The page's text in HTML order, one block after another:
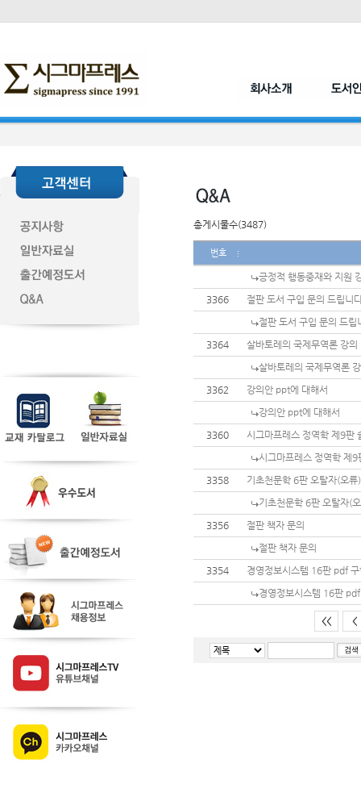
총게시물수(3487)
번호
긍정적 행동중재와 지원
3366
절판 도서 구입 문의 드립니
절판 도서 구입 문의 드립
3364
살바토레의 국제무역론 강의
살바토레의 국제무역론
3362
강의안 ppt에 대해서
강의안 ppt에 대해서
3360
시그마프레스 정역학 제9판
시그마프레스 정역학 제9
3358
기초천문학 6판 오탈자(오류)
기초천문학 6판 오탈자(
3356
절판 책자 문의
절판 책자 문의
3354
경영정보시스템 16판 pdf 구
경영정보시스템 16판
<< <